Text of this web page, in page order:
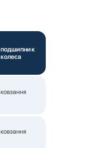
подшипник
колеса
ковзання
ковзання